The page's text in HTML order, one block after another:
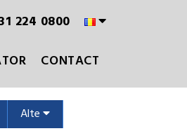
224 0800
CONTACT
Alte